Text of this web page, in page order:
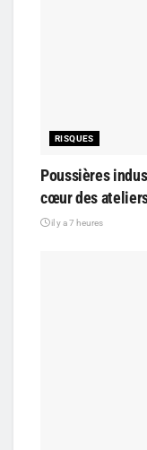
RISQUES
Poussières
cœur des
il y a 7 heures